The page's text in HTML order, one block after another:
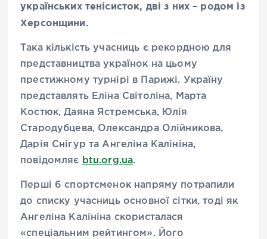
українських тенісисток, дві з них – родом із
Херсонщини.
Така кількість учасниць є рекордною для
представництва українок на цьому
престижному турнірі в Парижі. Україну
представлять Еліна Світоліна, Марта
Костюк, Даяна Ястремська, Юлія
Стародубцева, Олександра Олійникова,
Дарія Снігур та Ангеліна Калініна,
повідомляє btu.org.ua.
Перші 6 спортсменок напряму потрапили
до списку учасниць основної сітки, тоді як
Ангеліна Калініна скористалася
«спеціальним рейтингом». Його